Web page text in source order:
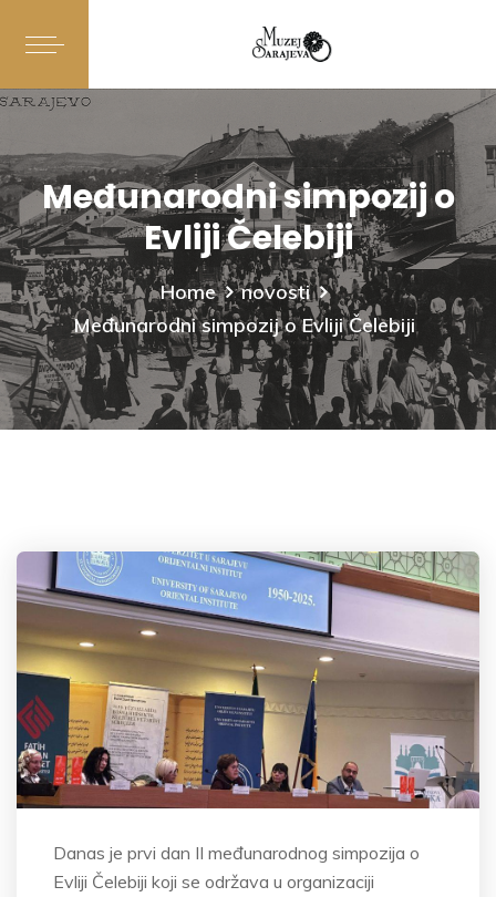
Međunarodni simpozij o
Evliji Čelebiji
Home
novosti
Međunarodni simpozij o Evliji Čelebiji
Danas je prvi dan II međunarodnog simpozija o
Evliji Čelebiji koji se održava u organizaciji